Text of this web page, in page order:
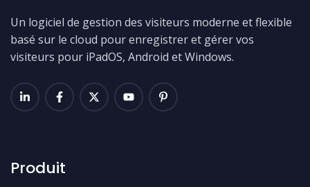
Un logiciel de gestion des visiteurs moderne et flexible
basé sur le cloud pour enregistrer et gérer vos
visiteurs pour iPadOS, Android et Windows.
Produit